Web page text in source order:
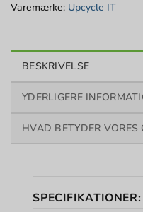
Varemærke: Upcycle IT
BESKRIVELSE
YDERLIGERE
HVAD BETYDER
SPECIFIKATIONER: